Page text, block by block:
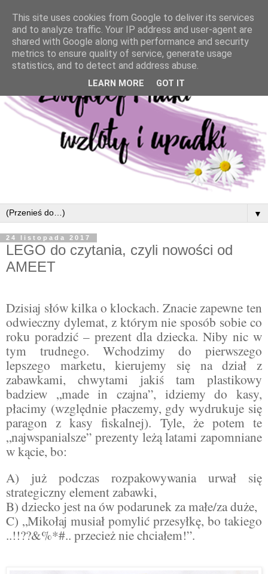
▼
24 listopada 2017
LEGO do czytania, czyli nowości od
AMEET
Dzisiaj słów kilka o klockach. Znacie zapewne ten
odwieczny dylemat, z którym nie sposób sobie co
roku poradzić – prezent dla dziecka. Niby nic w
tym trudnego. Wchodzimy do pierwszego
lepszego marketu, kierujemy się na dział z
zabawkami, chwytami jakiś tam plastikowy
badziew „made in czajna”, idziemy do kasy,
płacimy (względnie płaczemy, gdy wydrukuje się
paragon z kasy fiskalnej). Tyle, że potem te
„najwspanialsze” prezenty leżą latami zapomniane
w kącie, bo:
A) już podczas rozpakowywania urwał się
strategiczny element zabawki,
B) dziecko jest na ów podarunek za małe/za duże,
C) „Mikołaj musiał pomylić przesyłkę, bo takiego
..!!??&%*#.. przecież nie chciałem!”.
This site uses cookies from Google to deliver its services
and to analyze traffic. Your IP address and user-agent are
shared with Google along with performance and security
metrics to ensure quality of service, generate usage
statistics, and to detect and address abuse.
LEARN MORE GOT IT